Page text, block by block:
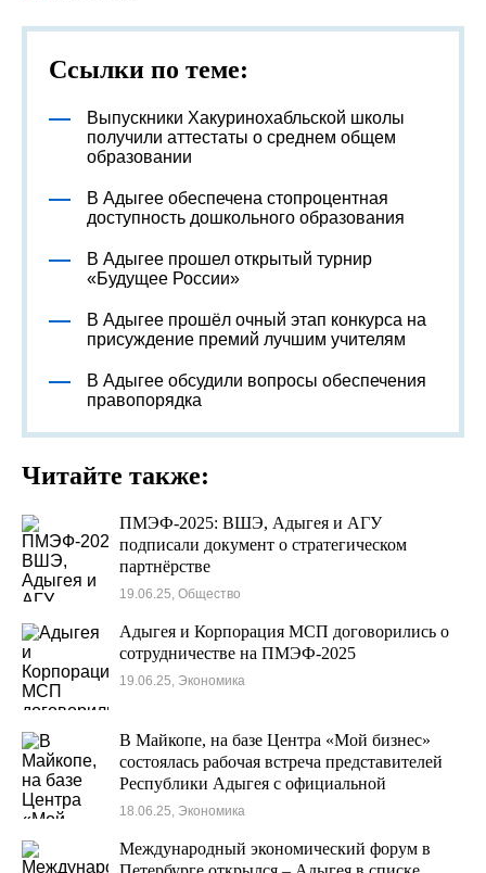
Ссылки по теме:
Выпускники Хакуринохабльской школы
получили аттестаты о среднем общем
образовании
В Адыгее обеспечена стопроцентная
доступность дошкольного образования
В Адыгее прошел открытый турнир
«Будущее России»
В Адыгее прошёл очный этап конкурса на
присуждение премий лучшим учителям
В Адыгее обсудили вопросы обеспечения
правопорядка
Читайте также:
ПМЭФ-2025: ВШЭ, Адыгея и АГУ
подписали документ о стратегическом
партнёрстве
19.06.25, Общество
Адыгея и Корпорация МСП договорились о
сотрудничестве на ПМЭФ-2025
19.06.25, Экономика
В Майкопе, на базе Центра «Мой бизнес»
состоялась рабочая встреча представителей
Республики Адыгея с официальной
делегацией Республикой Беларусь
18.06.25, Экономика
Международный экономический форум в